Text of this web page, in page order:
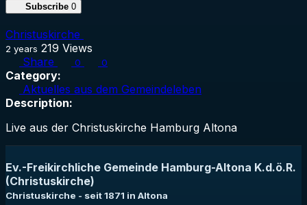
Subscribe 0
Christuskirche
2 years 219 Views
Share
0 0
Category:
Aktuelles aus dem Gemeindeleben
Description:
Live aus der Christuskirche Hamburg Altona
Ev.-Freikirchliche Gemeinde Hamburg-Altona K.d.ö.R.
(Christuskirche)
Christuskirche - seit 1871 in Altona